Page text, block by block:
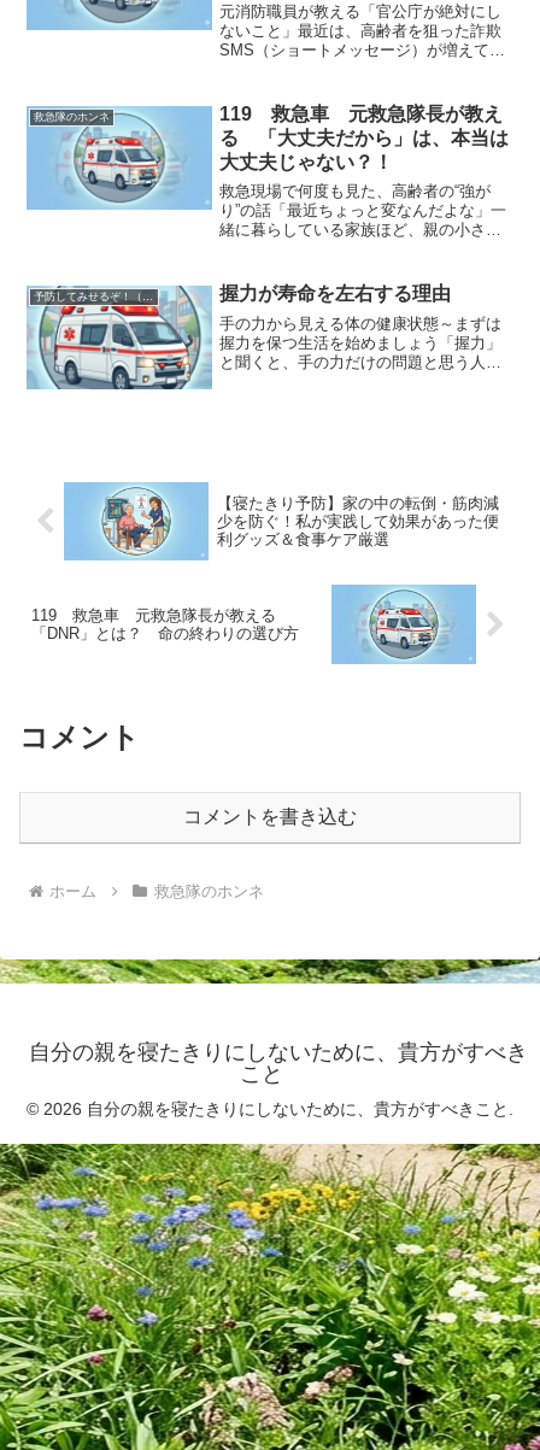
元消防職員が教える「官公庁が絶対にし
ないこと」最近は、高齢者を狙った詐欺
SMS（ショートメッセージ）が増えてい
す。まずは、最初に覚えておきたい対策
を紹介します。1. 怪し...
救急隊のホンネ
119 救急車 元救急隊長が教え
る 「大丈夫だから」は、本当は
大丈夫じゃない？！
救急現場で何度も見た、高齢者の“強が
り”の話「最近ちょっと変なんだよな」一
緒に暮らしている家族ほど、親の小さな
れのものが増える。前は好きだった外出
を嫌がる。でも、いざ病...
予防してみせるぞ！（寝たきり、ボケ、認知症） 元救急隊長が伝授 握力が寿命を左右する理由
手の力から見える体の健康状態～まずは
握力を保つ生活を始めましょう「握力」
と聞くと、手の力だけの問題と思う人も
【寝たきり予防】家の中の転倒・筋肉減
少を防ぐ！私が実践して効果があった便
利グッズ＆食事ケア厳選
119 救急車 元救急隊長が教える
「DNR」とは？ 命の終わりの選び方
コメント
コメントを書き込む
ホーム 救急隊のホンネ
自分の親を寝たきりにしないために、貴方がすべき
こと
© 2026 自分の親を寝たきりにしないために、貴方がすべきこと.